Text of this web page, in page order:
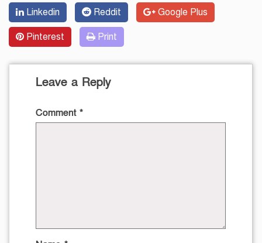
Linkedin Reddit Google Plus
Pinterest Print
Leave a Reply
Comment *